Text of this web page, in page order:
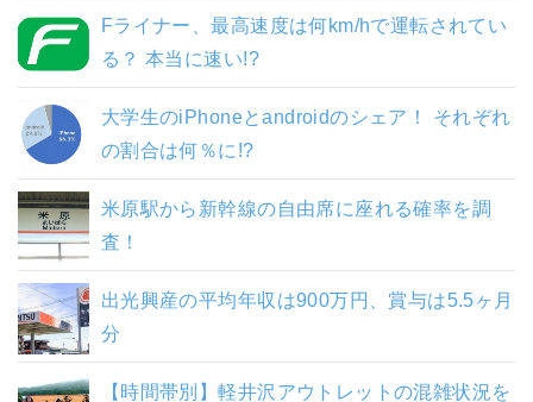
Fライナー、最高速度は何km/hで運転されてい
る？ 本当に速い!?
大学生のiPhoneとandroidのシェア！ それぞれ
の割合は何％に!?
米原駅から新幹線の自由席に座れる確率を調
査！
出光興産の平均年収は900万円、賞与は5.5ヶ月
分
【時間帯別】軽井沢アウトレットの混雑状況を